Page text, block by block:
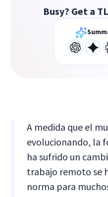
Busy? Get a
A medida que el
evolucionando, la
ha sufrido un
trabajo remoto se
norma para